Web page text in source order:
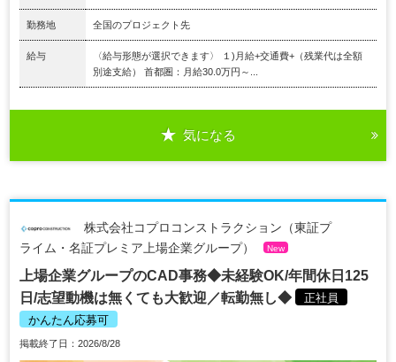
勤務地 全国のプロジェクト先
給与
〈給与形態が選択できます〉 １)月給+交通費+（残業代は全額
別途支給） 首都圏：月給30.0万円～...
気になる
株式会社コプロコンストラクション（東証プ
ライム・名証プレミア上場企業グループ）
New
上場企業グループのCAD事務◆未経験OK/年間休日125
日/志望動機は無くても大歓迎／転勤無し◆
正社員
かんたん応募可
掲載終了日：2026/8/28